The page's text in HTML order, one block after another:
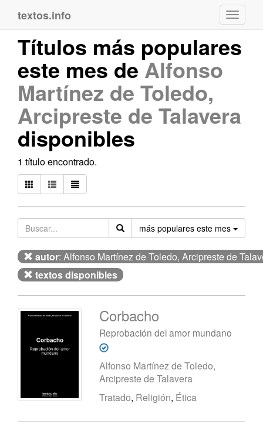
textos.info
Títulos más populares
este mes deAlfonso
Martínez de Toledo,
Arcipreste de Talavera
disponibles
1 título encontrado.
más populares este mes
autor: Alfonso Martínez de Toledo, Arcipreste de
textos disponibles
Corbacho
Reprobación del amor mundano
Alfonso Martínez de Toledo,
Arcipreste de Talavera
Tratado, Religión, Ética